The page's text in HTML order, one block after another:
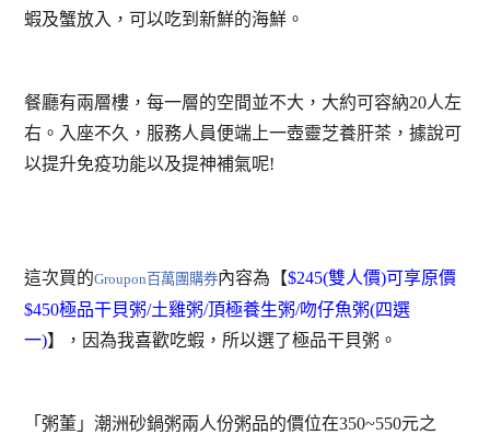
蝦及蟹放入，可以吃到新鮮的海鮮。
餐廳有兩層樓，每一層的空間並不大，大約可容納20人左
右。入座不久，服務人員便端上一壺靈芝養肝茶，據說可
以提升免疫功能以及提神補氣呢!
這次買的Groupon百萬團購券內容為【$245(雙人價)可享原價
$450極品干貝粥/土雞粥/頂極養生粥/吻仔魚粥(四選
一)】，因為我喜歡吃蝦，所以選了極品干貝粥。
「粥董」潮洲砂鍋粥兩人份粥品的價位在350~550元之